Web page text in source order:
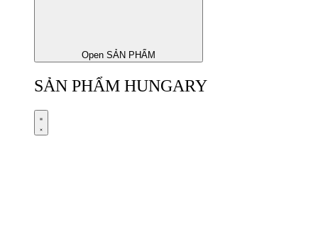
Open SẢN PHẨM
SẢN PHẨM HUNGARY